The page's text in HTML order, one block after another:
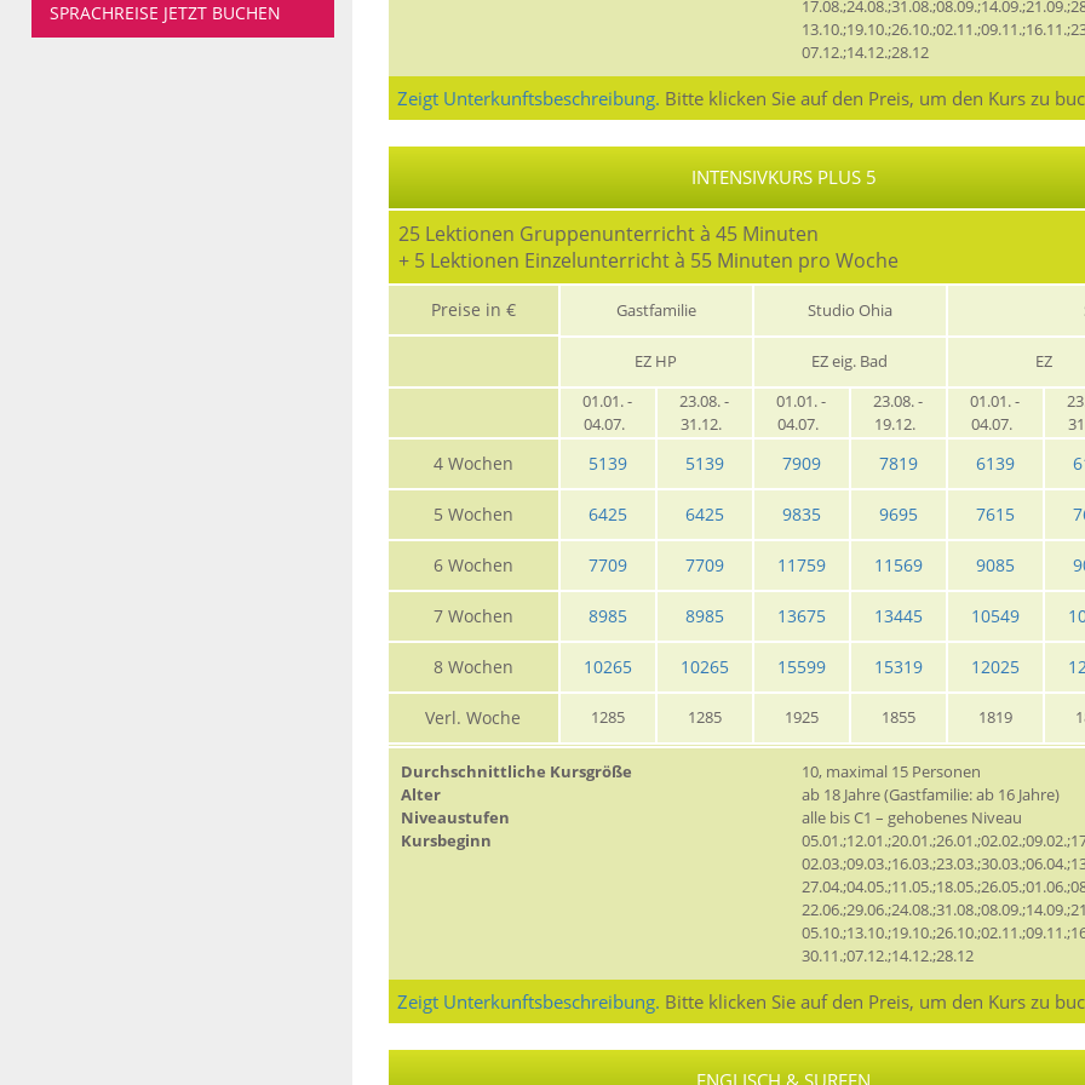
SPRACHREISE JETZT BUCHEN
07.12.;14.12.;28.12
Zeigt Unterkunftsbeschreibung. Bitte klicken Sie auf den Preis, um den Kurs zu
INTENSIVKURS PLUS 5
25 Lektionen Gruppenunterricht à 45 Minuten
+ 5 Lektionen Einzelunterricht à 55 Minuten pro Woche
Preise in € Gastfamilie Studio Ohia
EZ HP EZ eig. Bad EZ
01.01. -
04.07.
23.08. -
31.12.
01.01. -
04.07.
23.08. -
19.12.
01.01. -
04.07.
4 Wochen 5139 5139 7909 7819 6139
5 Wochen 6425 6425 9835 9695 7615
6 Wochen 7709 7709 11759 11569 9085
7 Wochen 8985 8985 13675 13445 10549
8 Wochen 10265 10265 15599 15319 12025
Verl. Woche 1285 1285 1925 1855 1819
Durchschnittliche Kursgröße
10, maximal 15 Personen
Alter
ab 18 Jahre (Gastfamilie: ab 16 Jahre)
Niveaustufen
alle bis C1 – gehobenes Niveau
Kursbeginn
30.11.;07.12.;14.12.;28.12
Zeigt Unterkunftsbeschreibung. Bitte klicken Sie auf den Preis, um den Kurs zu